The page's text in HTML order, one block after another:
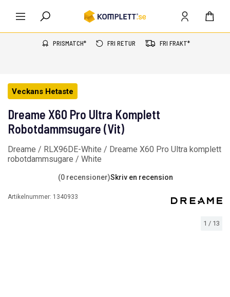
PRISMATCH* FRI RETUR FRI FRAKT*
1 / 13
Veckans Hetaste
Dreame X60 Pro Ultra Komplett
Robotdammsugare (Vit)
Dreame / RLX96DE-White / Dreame X60 Pro Ultra komplett
robotdammsugare / White
(0 recensioner)Skriv en recension
Artikelnummer: 1340933